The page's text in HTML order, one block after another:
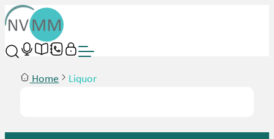
Home Liquor